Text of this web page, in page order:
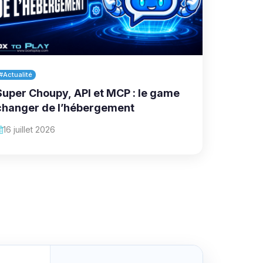
Choupy, API et MCP : le game
de l’hébergement
16 juillet 2026